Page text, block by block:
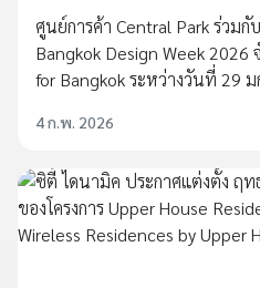
ศูนย์การค้า Central Park ร่วมกั
Bangkok Design Week 2026
for Bangkok ระหว่างวันที่ 29
4 ก.พ. 2026